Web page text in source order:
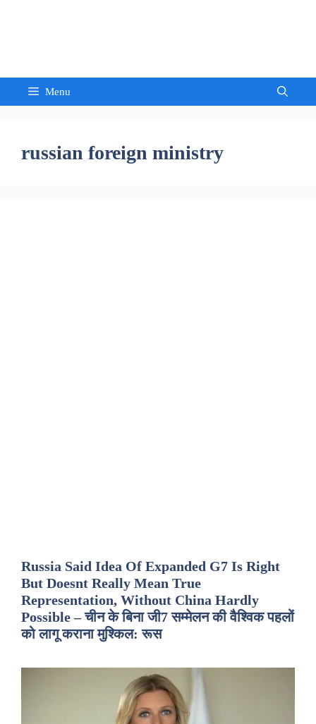
Menu
russian foreign ministry
Russia Said Idea Of Expanded G7 Is Right
But Doesnt Really Mean True
Representation, Without China Hardly
Possible – चीन के बिना जी7 सम्मेलन की वैश्विक पहलों
को लागू कराना मुश्किल: रूस